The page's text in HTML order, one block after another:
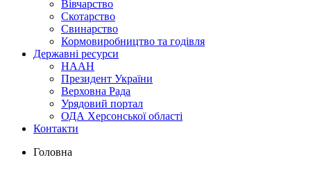
Вівчарство
Скотарство
Свинарство
Кормовиробництво та годівля
Державні ресурси
НААН
Президент України
Верховна Рада
Урядовий портал
ОДА Херсонської області
Контакти
Головна